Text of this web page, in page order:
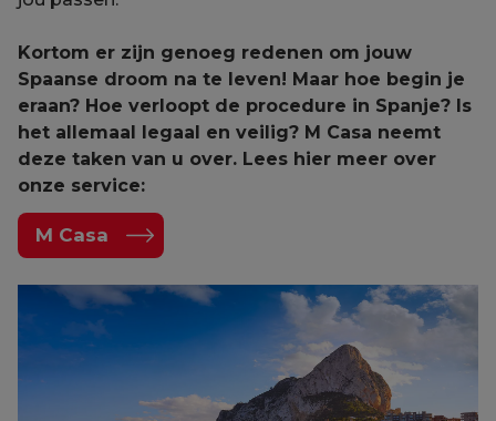
Kortom er zijn genoeg redenen om jouw
Spaanse droom na te leven! Maar hoe begin je
eraan? Hoe verloopt de procedure in Spanje? Is
het allemaal legaal en veilig? M Casa neemt
deze taken van u over. Lees hier meer over
onze service:
M Casa